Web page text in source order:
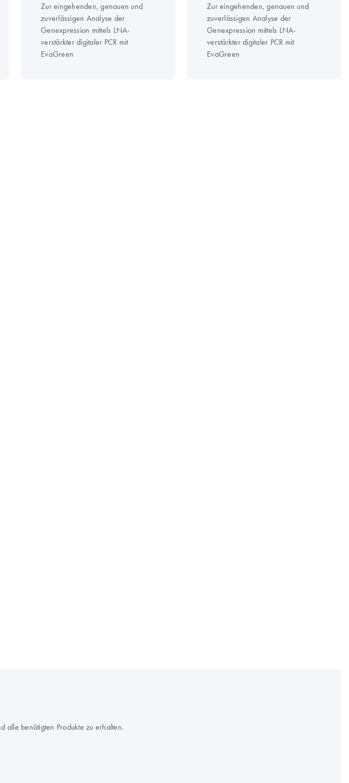
Zur eingehenden, genauen und
zuverlässigen Analyse der
Genexpression mittels LNA-
verstärkter digitaler PCR mit
EvaGreen
Zur eingehenden, genauen und
zuverlässigen Analyse der
Genexpression mittels LNA-
verstärkter digitaler PCR mit
EvaGreen
alle benötigten Produkte zu erhalten.